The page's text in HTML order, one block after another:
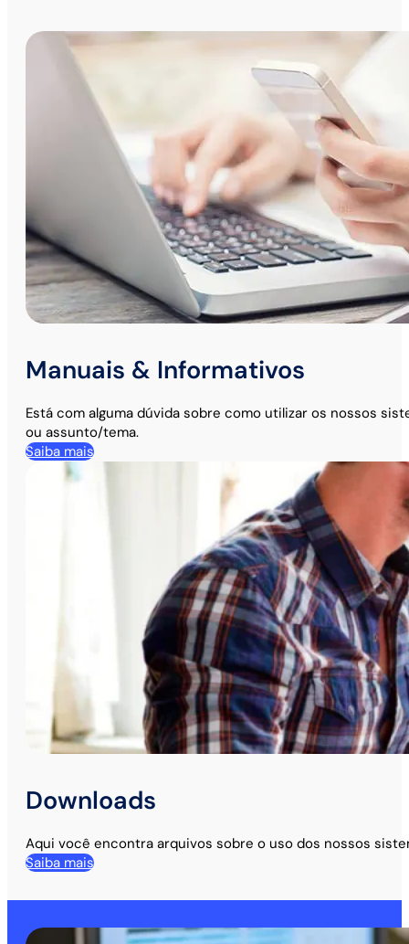
Manuais & Informativos
Está com alguma dúvida sobre como utilizar os nossos
ou assunto/tema.
Saiba mais
Downloads
Aqui você encontra arquivos sobre o uso dos nossos
Saiba mais